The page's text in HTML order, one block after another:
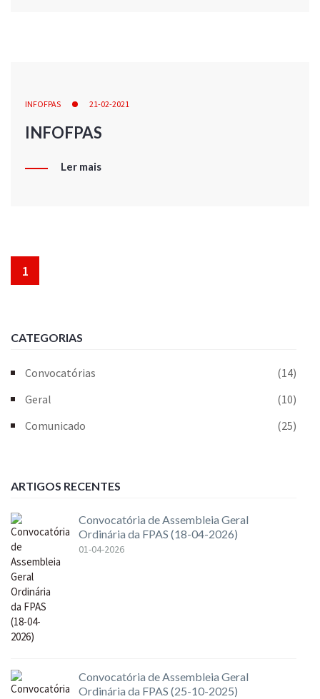
INFOFPAS 21-02-2021
INFOFPAS
Ler mais
1
CATEGORIAS
Convocatórias
(14)
Geral
(10)
Comunicado
(25)
ARTIGOS RECENTES
Convocatória de Assembleia Geral
Ordinária da FPAS (18-04-2026)
01-04-2026
Convocatória de Assembleia Geral
Ordinária da FPAS (25-10-2025)